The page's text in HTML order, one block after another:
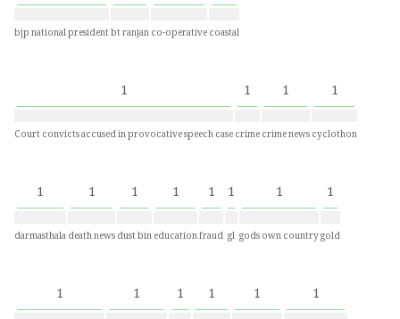
bjp national presidentbt ranjanco-operativecoastal
1
Court convicts accused in provocative speech case
1
crime
1
crime news
1
cyclothon
1
darmasthala
1
death news
1
dust bin
1
education
1
fraud
1
gl
1
gods own country
1
gold
1 1 1 1 1 1